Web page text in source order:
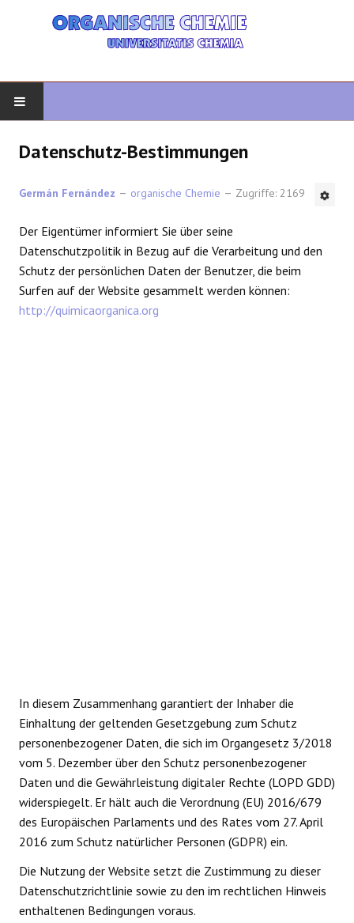
HETEROZYKLEN
SYNTHESE
Datenschutz-Bestimmungen
Germán Fernández organische Chemie Zugriffe: 2169
Der Eigentümer informiert Sie über seine
Datenschutzpolitik in Bezug auf die Verarbeitung und den
Schutz der persönlichen Daten der Benutzer, die beim
Surfen auf der Website gesammelt werden können:
http://quimicaorganica.org
In diesem Zusammenhang garantiert der Inhaber die
Einhaltung der geltenden Gesetzgebung zum Schutz
personenbezogener Daten, die sich im Organgesetz 3/2018
vom 5. Dezember über den Schutz personenbezogener
Daten und die Gewährleistung digitaler Rechte (LOPD GDD)
widerspiegelt. Er hält auch die Verordnung (EU) 2016/679
des Europäischen Parlaments und des Rates vom 27. April
2016 zum Schutz natürlicher Personen (GDPR) ein.
Die Nutzung der Website setzt die Zustimmung zu dieser
Datenschutzrichtlinie sowie zu den im rechtlichen Hinweis
enthaltenen Bedingungen voraus.